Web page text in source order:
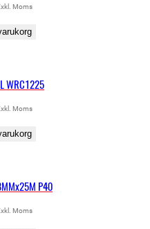
Moms
WRC1225
Moms
P40
Moms